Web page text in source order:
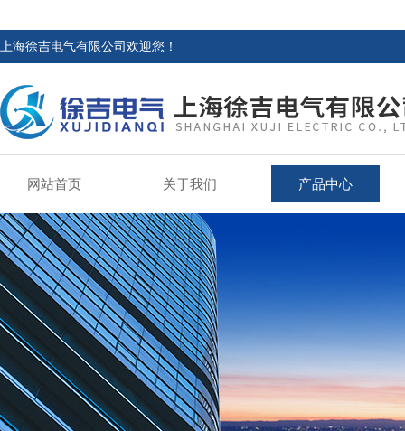
上海徐吉电气有限公司欢迎您！
网站首页 关于我们 产品中心